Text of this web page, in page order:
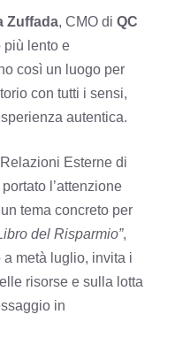
Zuffada, CMO di QC
più lento e
così un luogo per
con tutti i sensi,
autentica.
Esterne di
l’attenzione
un tema concreto per
del Risparmio”,
metà luglio, invita i
risorse e sulla lotta
in